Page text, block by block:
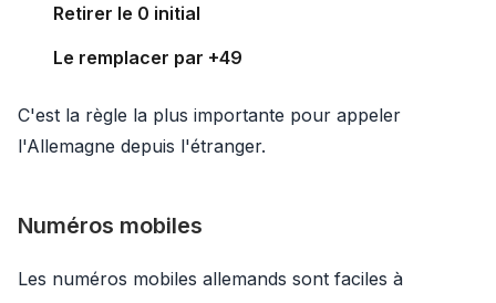
Retirer le 0 initial
Le remplacer par +49
C'est la règle la plus importante pour appeler
l'Allemagne depuis l'étranger.
Numéros mobiles
Les numéros mobiles allemands sont faciles à